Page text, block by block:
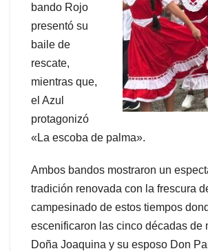
bando Rojo
presentó su
baile de
rescate,
mientras que,
el Azul
protagonizó
«La escoba de palma».
Ambos bandos mostraron un
tradición renovada con la frescura
campesinado de estos tiempos
escenificaron las cinco décadas de
Doña Joaquina y su esposo Don